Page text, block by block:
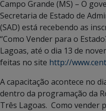
Campo Grande (MS) – O
Secretaria de Estado de
(SAD) está recebendo as
“Como Vender para o
Lagoas, até o dia 13 de
feitas no site http://
A capacitação acontece no
dentro da programação da
Três Lagoas. Como vender